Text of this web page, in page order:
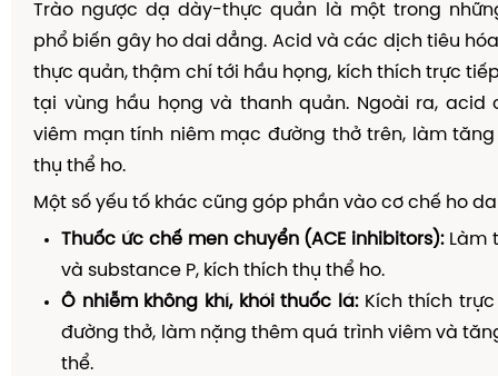
Trào ngược dạ dày-thực quản là một trong
phổ biến gây ho dai dẳng. Acid và các dịch tiêu
thực quản, thậm chí tới hầu họng, kích thích trực
tại vùng hầu họng và thanh quản. Ngoài ra, acid
viêm mạn tính niêm mạc đường thở trên, làm
thụ thể ho.
Một số yếu tố khác cũng góp phần vào cơ chế ho
Thuốc ức chế men chuyển (ACE inhibitors):Làm
và substance P, kích thích thụ thể ho.
Ô nhiễm không khí, khói thuốc lá:Kích thích
đường thở, làm nặng thêm quá trình viêm và
thể.